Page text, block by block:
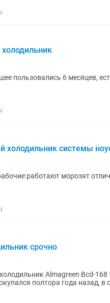
пользовались 6 месяцев,
холодильник системы
работают морозят
срочно
Almagreen Bcd-
полтора года назад,